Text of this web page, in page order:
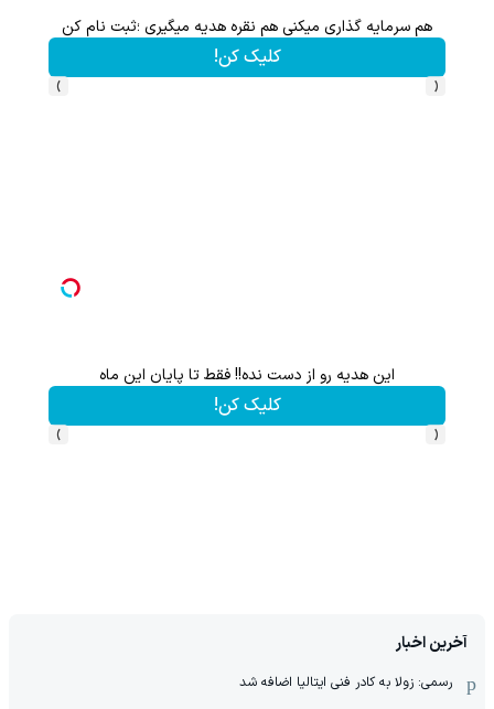
این هدیه رو از دست نده!! فقط تا پایان این ماه
کلیک کن!
‹
›
گردونه شانس بدون پوچ از PS5 تا آیفون17 و 1000دلار جایزه 🔥
بچرخونش
‹
›
آخرین اخبار
رسمی: زولا به کادر فنی ایتالیا اضافه شد